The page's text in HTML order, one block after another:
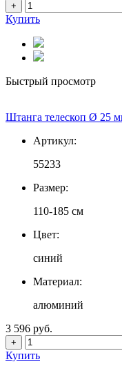
+
Купить
Быстрый просмотр
Штанга телескоп Ø 25
Артикул:
55233
Размер:
110-185 см
Цвет:
синий
Материал:
алюминий
3 596 руб.
+
Купить